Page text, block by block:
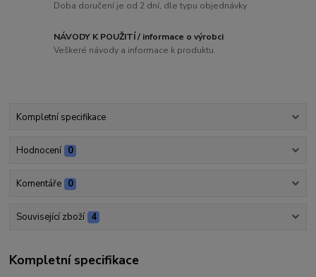
Doba doručení je od 2 dní, dle typu objednávky
NÁVODY K POUŽITÍ / informace o výrobci
Veškeré návody a informace k produktu.
Kompletní specifikace
Hodnocení 0
Komentáře 0
Související zboží 4
Kompletní specifikace